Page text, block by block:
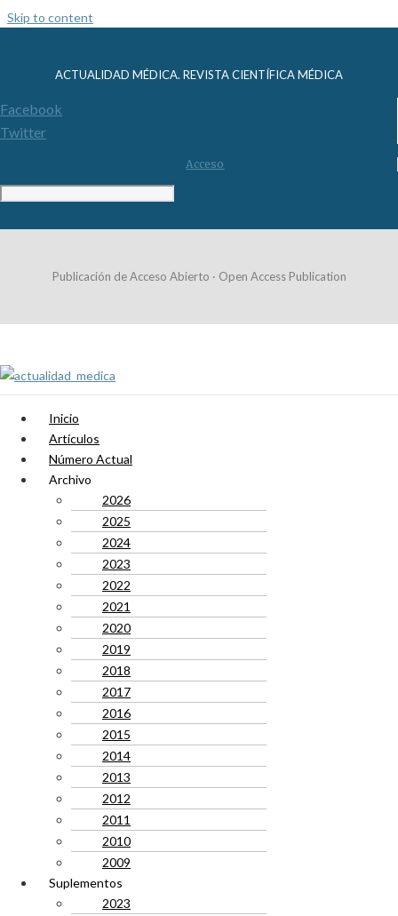
Skip to content
ACTUALIDAD MÉDICA. REVISTA CIENTÍFICA MÉDICA
Facebook
Twitter
Acceso
Publicación de Acceso Abierto · Open Access Publication
Inicio
Artículos
Número Actual
Archivo
2026
2025
2024
2023
2022
2021
2020
2019
2018
2017
2016
2015
2014
2013
2012
2011
2010
2009
Suplementos
2023